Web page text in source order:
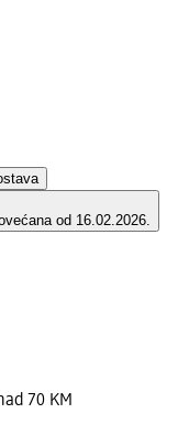
od 16.02.2026.
70 KM